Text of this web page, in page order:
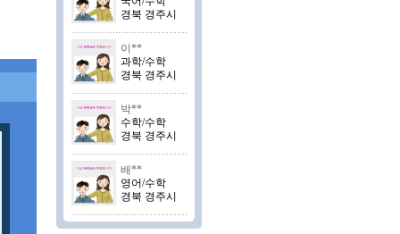
경북 경주시
이**
과학/수학
경북 경주시
박**
수학/수학
경북 경주시
배**
영어/수학
경북 경주시